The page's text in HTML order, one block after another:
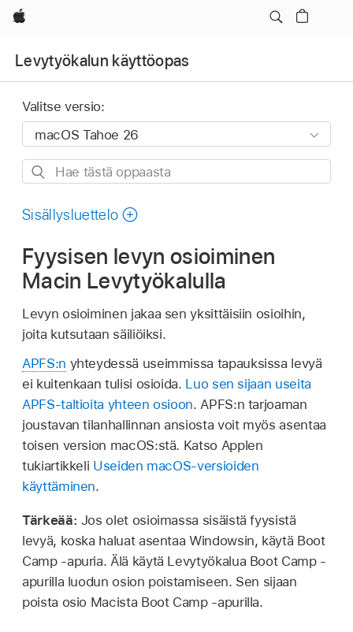
Apple
Levytyökalun käyttöopas
Valitse versio:
Hae
oppaasta
Sisällysluettelo
Fyysisen levyn osioiminen
Macin Levytyökalulla
Levyn osioiminen jakaa sen yksittäisiin osioihin,
joita kutsutaan säiliöiksi.
APFS:n yhteydessä useimmissa tapauksissa levyä
ei kuitenkaan tulisi osioida. Luo sen sijaan useita
APFS-taltioita yhteen osioon. APFS:n tarjoaman
joustavan tilanhallinnan ansiosta voit myös asentaa
toisen version macOS:stä. Katso Applen
tukiartikkeli Useiden macOS-versioiden
käyttäminen.
Tärkeää: Jos olet osioimassa sisäistä fyysistä
levyä, koska haluat asentaa Windowsin, käytä Boot
Camp -apuria. Älä käytä Levytyökalua Boot Camp -
apurilla luodun osion poistamiseen. Sen sijaan
poista osio Macista Boot Camp -apurilla.